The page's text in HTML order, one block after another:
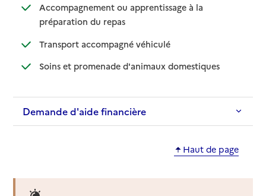
Accompagnement ou apprentissage à la
préparation du repas: disponible
: non disponible
Transport accompagné véhiculé: disponible
: non disponible
Soins et promenade d'animaux domestiques: disponible
: non
Demande d'aide financière
Haut de page